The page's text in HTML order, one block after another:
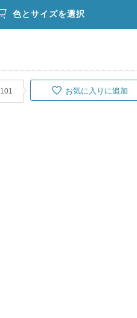
色とサイズを選択
101 お気に入りに追加